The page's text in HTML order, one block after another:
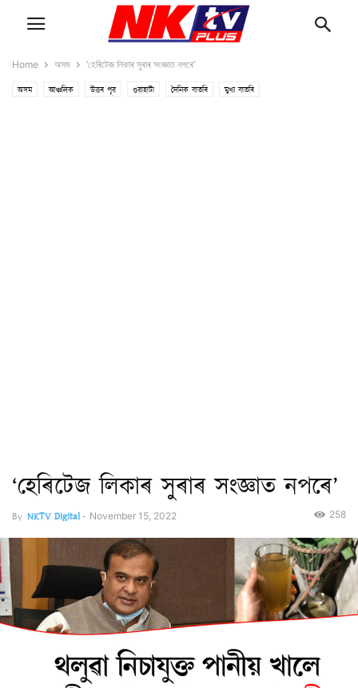
Home অসম ‘হেৰিটেজ লিকাৰ সুৰাৰ সংজ্ঞাত নপৰে’
অসম আঞ্চলিক উত্তৰ পূৱ গুৱাহাটী দৈনিক বাতৰি মুখ্য বাতৰি
‘হেৰিটেজ লিকাৰ সুৰাৰ সংজ্ঞাত নপৰে’
By NKTV Digital- November 15, 2022 258